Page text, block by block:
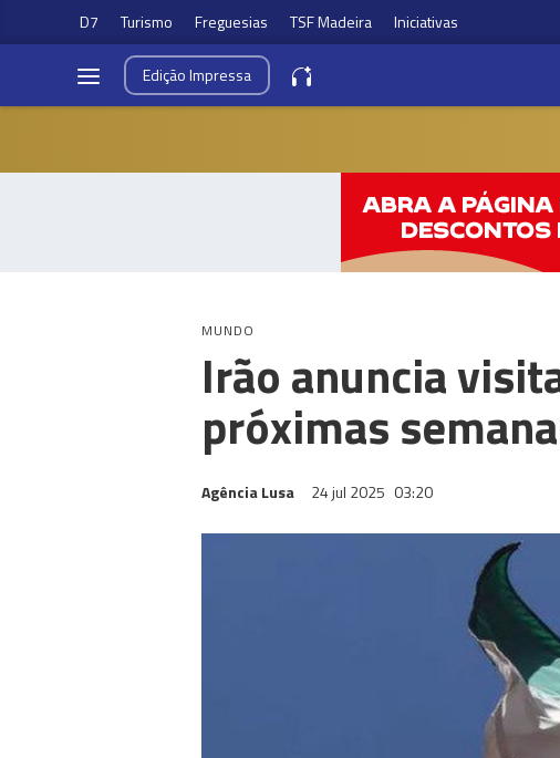
D7 Turismo Freguesias TSF Madeira Iniciativas
EdiçãoImpressa
MUNDO
Irão anuncia
próximas
Agência Lusa 24 jul 2025 03:20